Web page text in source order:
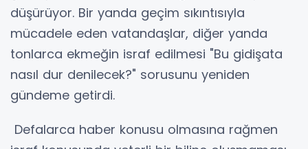
düşürüyor. Bir yanda geçim sıkıntısıyla
mücadele eden vatandaşlar, diğer yanda
tonlarca ekmeğin israf edilmesi "Bu gidişata
nasıl dur denilecek?" sorusunu yeniden
gündeme getirdi.
Defalarca haber konusu olmasına rağmen